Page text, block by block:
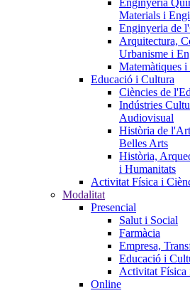
Enginyeria
Materials i
Enginyeria de
Arquitectura,
Urbanisme i
Matemàtiques i
Educació i Cultura
Ciències de
Indústries
Audiovisual
Història de
Belles Arts
Història,
i Humanitats
Activitat Física i
Modalitat
Presencial
Salut i Social
Farmàcia
Empresa,
Educació i
Activitat Física
Online